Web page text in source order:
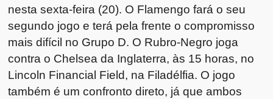
nesta sexta-feira (20). O Flamengo fará o seu
segundo jogo e terá pela frente o compromisso
mais difícil no Grupo D. O Rubro-Negro joga
contra o Chelsea da Inglaterra, às 15 horas, no
Lincoln Financial Field, na Filadélfia. O jogo
também é um confronto direto, já que ambos